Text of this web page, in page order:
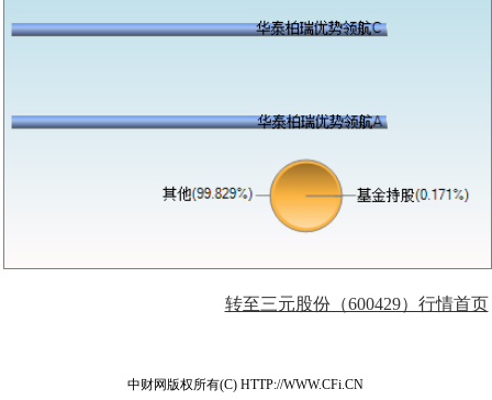
转至三元股份（600429）行情首页
中财网版权所有(C) HTTP://WWW.CFi.CN